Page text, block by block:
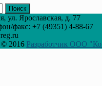
ул. Ярославская, д. 77
факс: +7 (49351) 4-88-67
2016 Разработчик ООО